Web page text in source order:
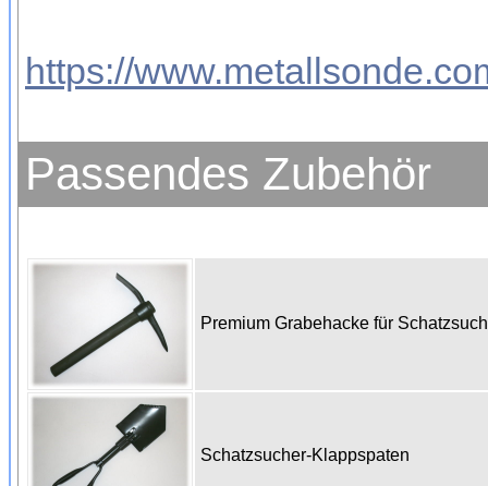
https://
Passendes Zubehör
Premium Grabehacke für
Schatzsucher-Klappspaten